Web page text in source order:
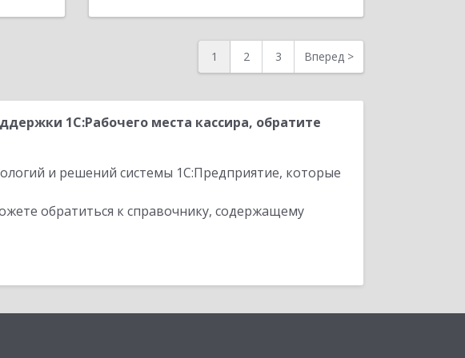
1 2 3 Вперед >
1С:Рабочего места кассира, обратите
и решений системы 1С:Предприятие, которые
обратиться к справочнику, содержащему